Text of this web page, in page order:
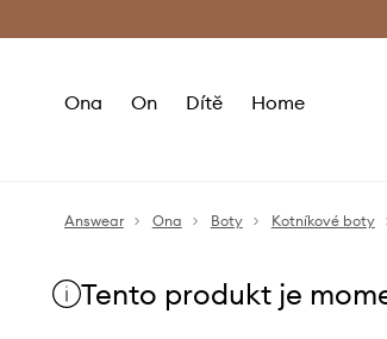
Ona On Dítě Home
Answear Ona Boty Kotníkové boty
Tento produkt je